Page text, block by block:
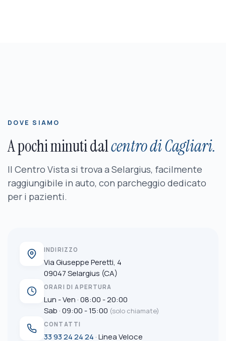
DOVE SIAMO
A pochi minuti dalcentro di Cagliari.
Il Centro Vista si trova a Selargius, facilmente
raggiungibile in auto, con parcheggio dedicato
per i pazienti.
INDIRIZZO
Via Giuseppe Peretti, 4
09047 Selargius (CA)
ORARI DI APERTURA
Lun - Ven · 08:00 - 20:00
Sab · 09:00 - 15:00 (solo chiamate)
CONTATTI
33 93 24 24 24 · Linea Veloce